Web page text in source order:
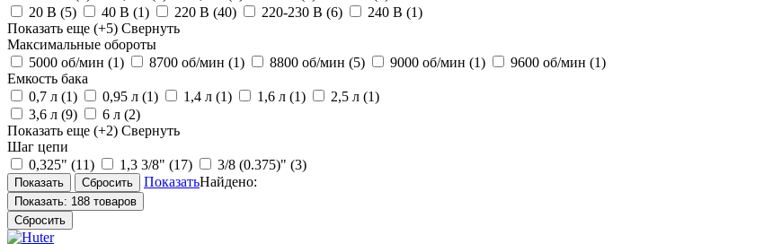
20 В (5) 40 В (1) 220 В (40) 220-230 В (6) 240 В (1)
Показать еще (+5) Свернуть
Максимальные обороты
5000 об/мин (1) 8700 об/мин (1) 8800 об/мин (5) 9000 об/мин (1) 9600 об/мин (1)
Емкость бака
0,7 л (1) 0,95 л (1) 1,4 л (1) 1,6 л (1) 2,5 л (1)
3,6 л (9) 6 л (2)
Показать еще (+2) Свернуть
Шаг цепи
0,325" (11) 1,3 3/8" (17) 3/8 (0.375)" (3)
ПоказатьНайдено:
Показать: 188 товаров
Сбросить